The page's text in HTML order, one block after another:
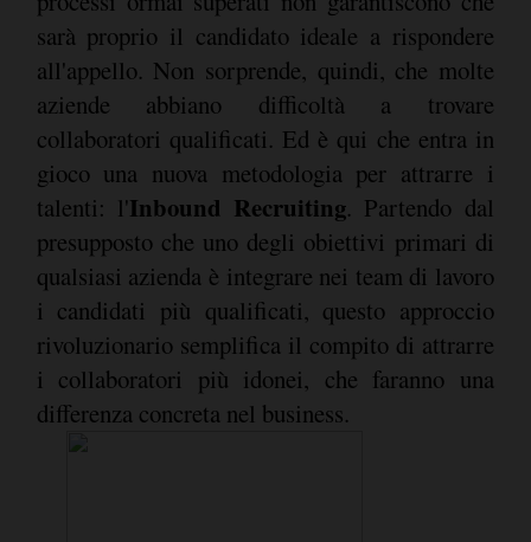
sarà proprio il candidato ideale a rispondere
all'appello. Non sorprende, quindi, che molte
aziende abbiano difficoltà a trovare
collaboratori qualificati. Ed è qui che entra in
gioco una nuova metodologia per attrarre i
talenti: l'Inbound Recruiting. Partendo dal
presupposto che uno degli obiettivi primari di
qualsiasi azienda è integrare nei team di lavoro
i candidati più qualificati, questo approccio
rivoluzionario semplifica il compito di attrarre
i collaboratori più idonei, che faranno una
differenza concreta nel business.